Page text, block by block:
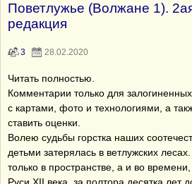
Поветлужье (Волжане 1).
редакция
3 28.02.2020
Читать полностью.
Комментарии только для
с картами, фото и технологиями, а
ставить оценки.
Волею судьбы горстка наших
детьми затерялась в ветлужских
только в пространстве, а и во